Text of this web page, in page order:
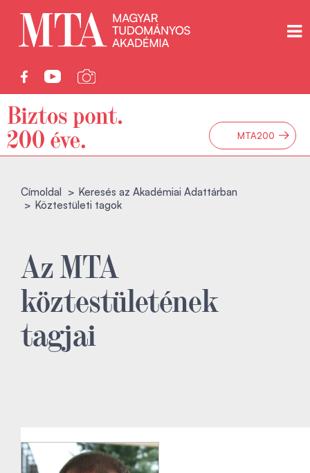
MTA200 →
Címoldal
Keresés az Akadémiai Adattárban
Köztestületi tagok
Az MTA
köztestületének
tagjai